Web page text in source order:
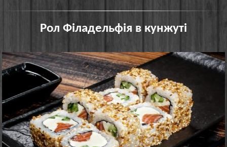
Рол Філадельфія в кунжуті